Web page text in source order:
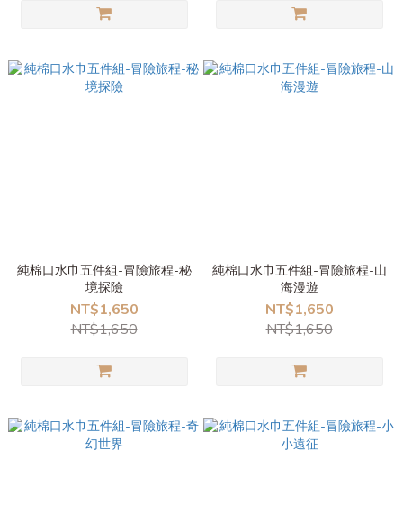
純棉口水巾五件組-冒險旅程-秘
境探險
NT$1,650
NT$1,650
純棉口水巾五件組-冒險旅程-山
海漫遊
NT$1,650
NT$1,650